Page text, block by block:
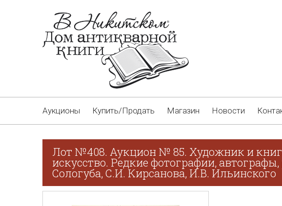
Аукционы Купить/Продать Магазин Новости
Лот №408. Аукцион № 85. Художник и
искусство. Редкие фотографии,
Сологуба, С.И. Кирсанова, И.В. Ильинского